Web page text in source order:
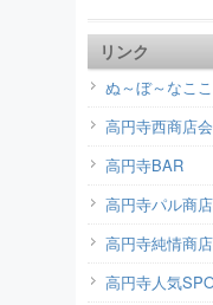
リンク
ぬ～ぼ～なこ
高円寺西商店会
高円寺BAR
高円寺パル商
高円寺純情商
高円寺人気